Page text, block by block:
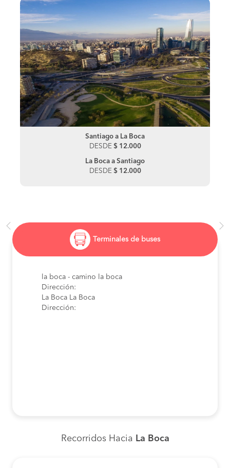
Santiago a La Boca
DESDE $ 12.000
La Boca a Santiago
DESDE $ 12.000
Terminales de buses
la boca - camino la boca
Dirección:
La Boca La Boca
Dirección:
Recorridos Hacia La Boca